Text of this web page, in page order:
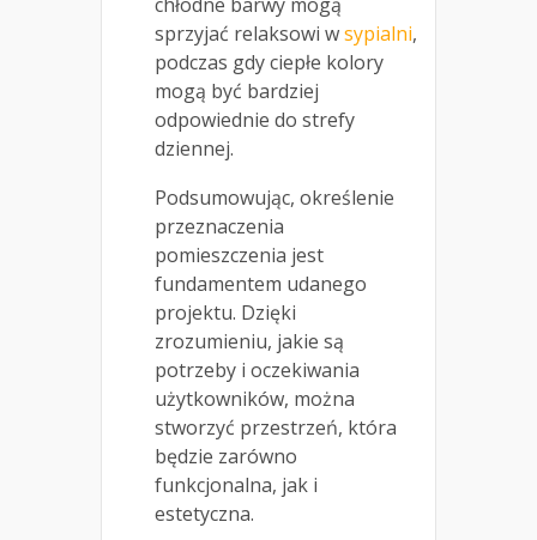
sprzyjać relaksowi wsypialni,
podczas gdy ciepłe kolory
mogą być bardziej
odpowiednie do strefy
dziennej.
Podsumowując, określenie
przeznaczenia
pomieszczenia jest
fundamentem udanego
projektu. Dzięki
zrozumieniu, jakie są
potrzeby i oczekiwania
użytkowników, można
stworzyć przestrzeń, która
będzie zarówno
funkcjonalna, jak i
estetyczna.